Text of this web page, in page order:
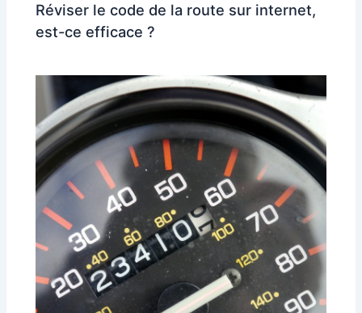
Réviser le code de la route sur internet,
est-ce efficace ?